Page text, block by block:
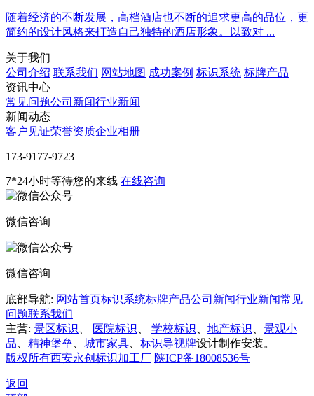
随着经济的不断发展，高档酒店也不断的追求更高的品位，更
简约的设计风格来打造自己独特的酒店形象。以致对 ...
关于我们
公司介绍 联系我们 网站地图 成功案例 标识系统 标牌产品
资讯中心
常见问题公司新闻行业新闻
新闻动态
客户见证荣誉资质企业相册
‭173-9177-9723
7*24小时等待您的来线 在线咨询
微信咨询
微信咨询
底部导航: 网站首页标识系统标牌产品公司新闻行业新闻常见
问题联系我们
主营: 景区标识 医院标识 学校标识 地产标识
景观小
品
精神堡垒 城市家具 标识导视牌设计制作安装。
版权所有西安永创标识加工厂 陕ICP备18008536号
返回